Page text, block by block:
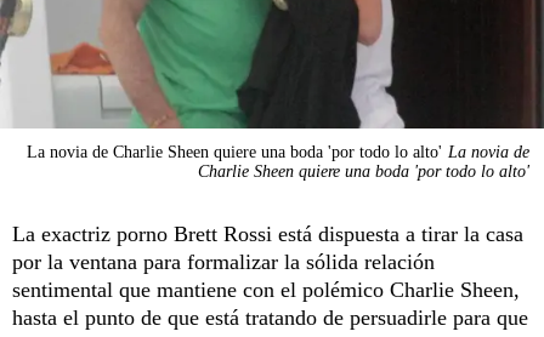
La novia de Charlie Sheen quiere una boda 'por todo lo alto' La novia de
Charlie Sheen quiere una boda 'por todo lo alto'
La exactriz porno Brett Rossi está dispuesta a tirar la casa
por la ventana para formalizar la sólida relación
sentimental que mantiene con el polémico Charlie Sheen,
hasta el punto de que está tratando de persuadirle para que